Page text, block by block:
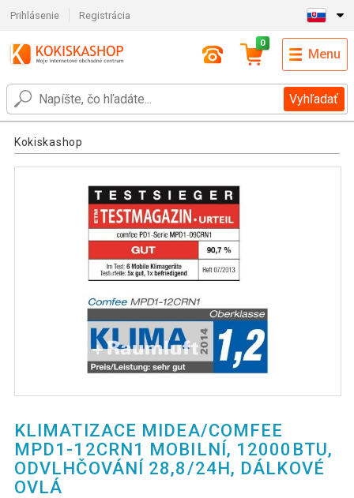
Prihlásenie Registrácia
Vyhľadať
0
Menu
Kokiskashop
KLIMATIZACE MIDEA/COMFEE
MPD1-12CRN1 MOBILNÍ, 12000BTU,
ODVLHČOVÁNÍ 28,8/24H, DÁLKOVÉ
OVLÁ